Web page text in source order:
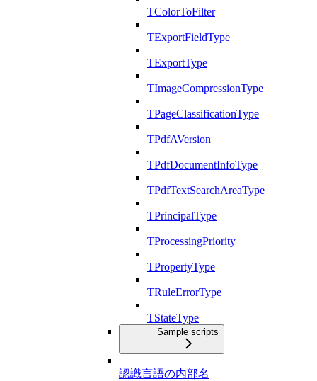
TColorToFilter
TExportFieldType
TExportType
TImageCompressionType
TPageClassificationType
TPdfAVersion
TPdfDocumentInfoType
TPdfTextSearchAreaType
TPrincipalType
TProcessingPriority
TPropertyType
TRuleErrorType
TStateType
Sample scripts
認識言語の内部名